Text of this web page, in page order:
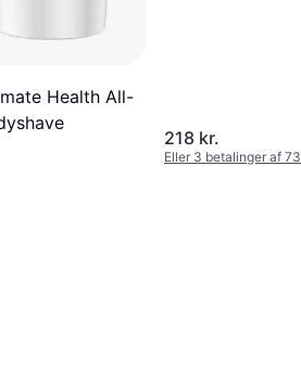
Health All-
218 kr.
Eller 3 betalinger af